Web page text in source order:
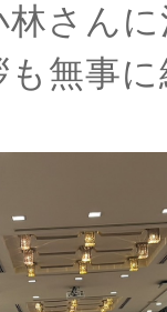
林さん
も無事